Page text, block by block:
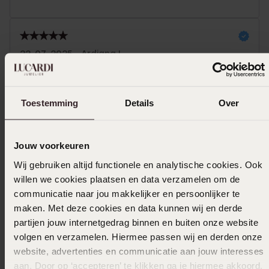
Toestemming Details Over
Jouw voorkeuren
Wij gebruiken altijd functionele en analytische cookies. Ook
willen we cookies plaatsen en data verzamelen om de
communicatie naar jou makkelijker en persoonlijker te
maken. Met deze cookies en data kunnen wij en derde
partijen jouw internetgedrag binnen en buiten onze website
volgen en verzamelen. Hiermee passen wij en derden onze
website, advertenties en communicatie aan jouw interesses
aan. Door op ‘accepteren’ te klikken ga je hiermee akkoord.
22-07-2025 - Ardiana L.
Ook leuk voor jou